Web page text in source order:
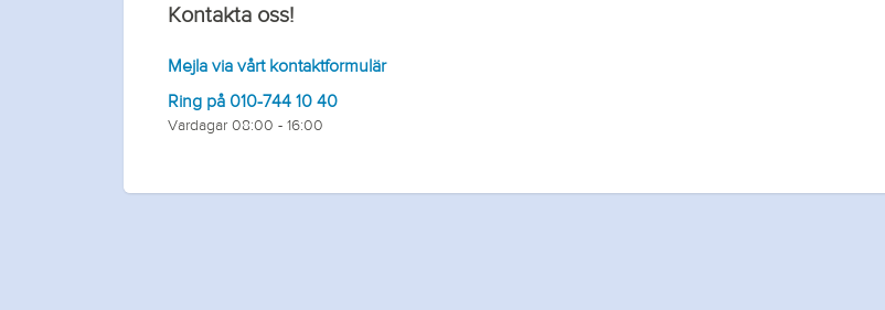
Kontakta oss!
Mejla via vårt kontaktformulär
Ring på 010-744 10 40
Vardagar 08:00 - 16:00